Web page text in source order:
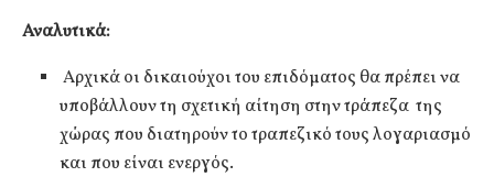
Αναλυτικά:
Αρχικά οι δικαιούχοι του επιδόματος θα πρέπει να
υποβάλλουν τη σχετική αίτηση στην τράπεζα της
χώρας που διατηρούν το τραπεζικό τους λογαριασμό
και που είναι ενεργός.